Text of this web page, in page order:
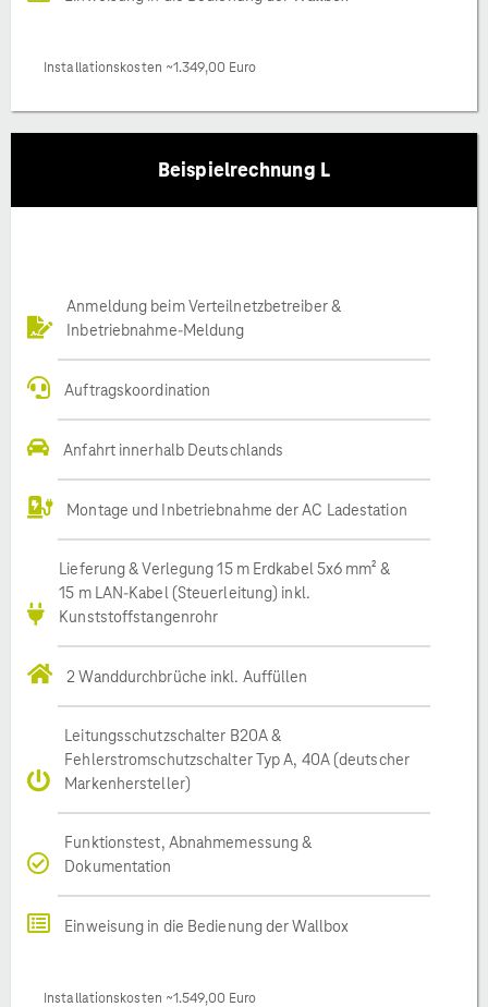
Installationskosten ~1.349,00 Euro
Beispielrechnung L
Anmeldung beim Verteilnetzbetreiber &
Inbetriebnahme-Meldung
Auftragskoordination
Anfahrt innerhalb Deutschlands
Montage und Inbetriebnahme der AC Ladestation
Lieferung & Verlegung 15 m Erdkabel 5x6 mm² &
15 m LAN-Kabel (Steuerleitung) inkl.
Kunststoffstangenrohr
2 Wanddurchbrüche inkl. Auffüllen
Leitungsschutzschalter B20A &
Fehlerstromschutzschalter Typ A, 40A (deutscher
Markenhersteller)
Funktionstest, Abnahmemessung &
Dokumentation
Einweisung in die Bedienung der Wallbox
Installationskosten ~1.549,00 Euro